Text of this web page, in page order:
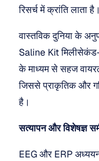
रिसर्च में क्रांति लाता है।
वास्तविक दुनिया के
Saline Kit
के माध्यम से सहज
जिससे प्राकृतिक और
है।
सत्यापन और विशेषज्ञ
EEG और ERP